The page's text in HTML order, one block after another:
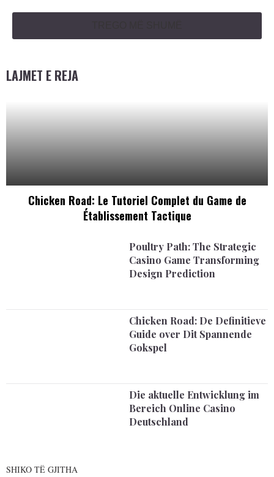
LAJMET E REJA
Chicken Road: Le Tutoriel Complet du Game de
Établissement Tactique
Poultry Path: The Strategic
Casino Game Transforming
Design Prediction
Chicken Road: De Definitieve
Guide over Dit Spannende
Gokspel
Die aktuelle Entwicklung im
Bereich Online Casino
Deutschland
SHIKO TË GJITHA